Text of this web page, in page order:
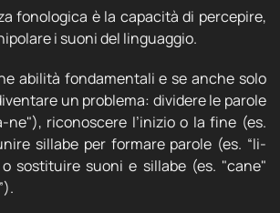
fonologica è la capacità di percepire,
i suoni del linguaggio.
abilità fondamentali e se anche solo
un problema: dividere le parole
ne"), riconoscere l’inizio o la fine (es.
sillabe per formare parole (es. “li-
sostituire suoni e sillabe (es. "cane"